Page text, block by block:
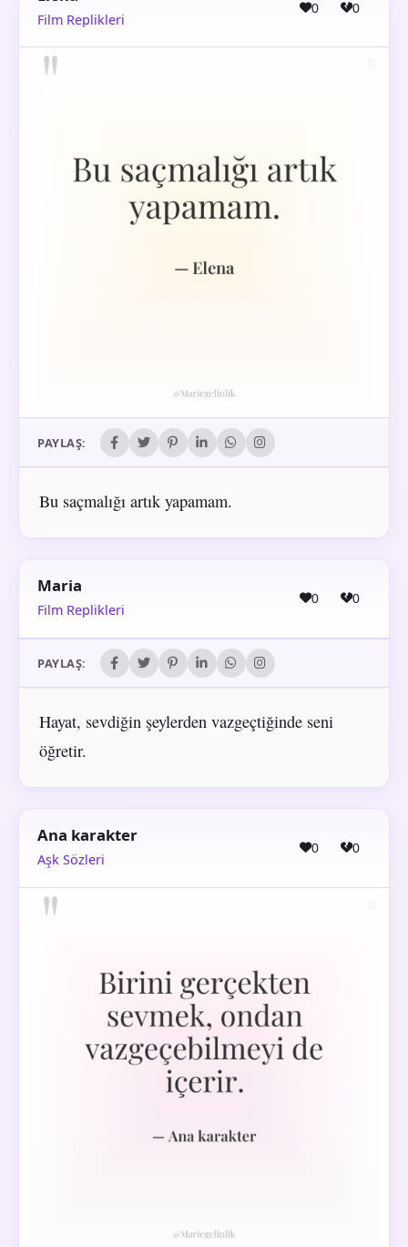
Film Replikleri
0 0
PAYLAŞ:
Bu saçmalığı artık yapamam.
Maria
Film Replikleri
0 0
PAYLAŞ:
Hayat, sevdiğin şeylerden vazgeçtiğinde seni
öğretir.
Ana karakter
Aşk Sözleri
0 0